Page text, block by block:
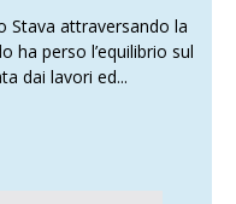
Stava attraversando la
ha perso l’equilibrio sul
dai lavori ed...